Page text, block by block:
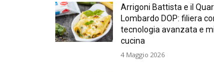
Arrigoni Battista e il
Lombardo DOP: filiera
tecnologia avanzata e
cucina
4 Maggio 2026